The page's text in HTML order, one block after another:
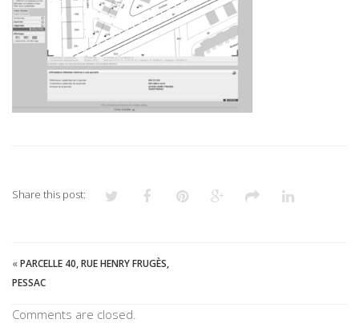
Share this post:
«PARCELLE 40, RUE HENRY FRUGÈS,
PESSAC
Comments are closed.